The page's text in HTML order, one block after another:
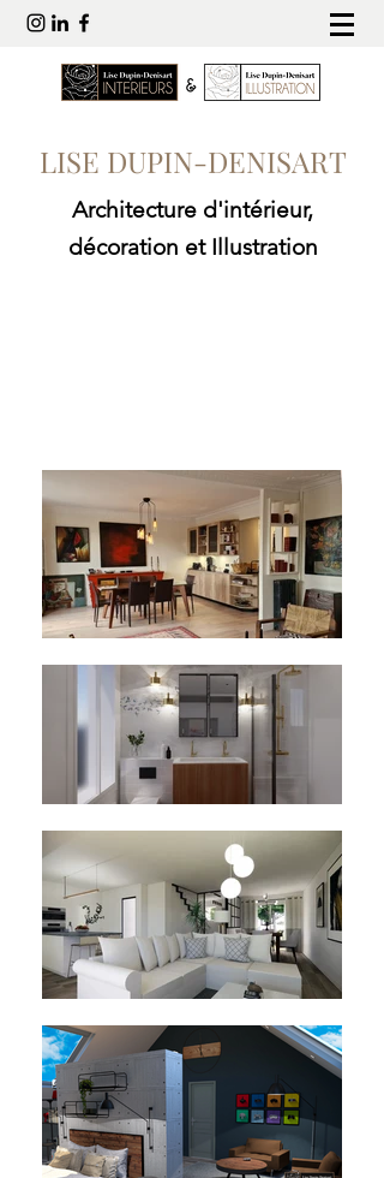
LISE DUPIN-DENISART
Architecture d'intérieur,
décoration et Illustration